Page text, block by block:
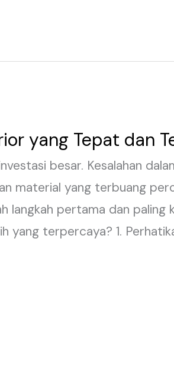
yang Tepat dan
besar. Kesalahan
material yang terbuang
langkah pertama dan paling
yang terpercaya? 1.